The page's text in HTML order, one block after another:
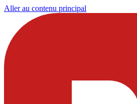
Aller au contenu principal